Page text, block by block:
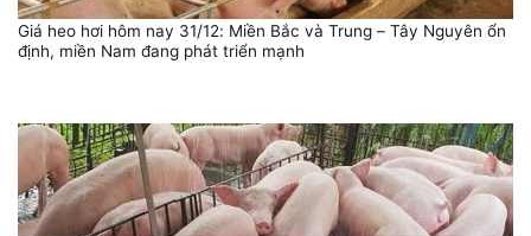
Giá heo hơi hôm nay 31/12: Miền Bắc và Trung – Tây Nguyên ổn
định, miền Nam đang phát triển mạnh